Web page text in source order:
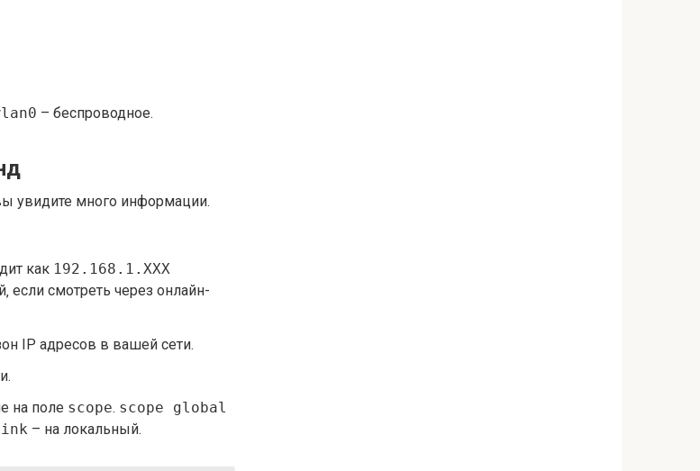
– беспроводное.
увидите много информации.
как 192.168.1.XXX
если смотреть через онлайн-
IP адресов в вашей сети.
на поле scope. scope global
– на локальный.